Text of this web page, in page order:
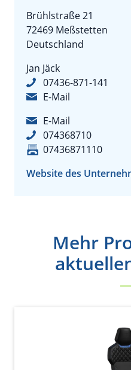
Brühlstraße 21
72469 Meßstetten
Deutschland
Jan Jäck
07436-871-141
E-Mail
E-Mail
074368710
07436871110
Website des
Mehr